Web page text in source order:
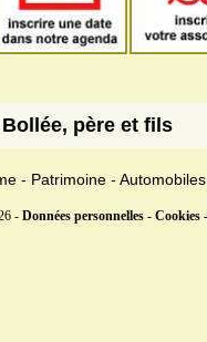
père et fils
- Patrimoine - Automobiles
- Données personnelles - Cookies